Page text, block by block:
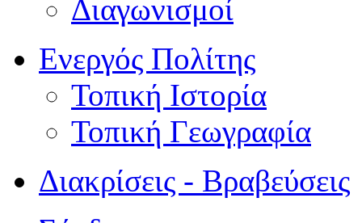
Διαγωνισμοί
Ενεργός Πολίτης
Τοπική Ιστορία
Τοπική Γεωγραφία
Διακρίσεις - Βραβεύσεις